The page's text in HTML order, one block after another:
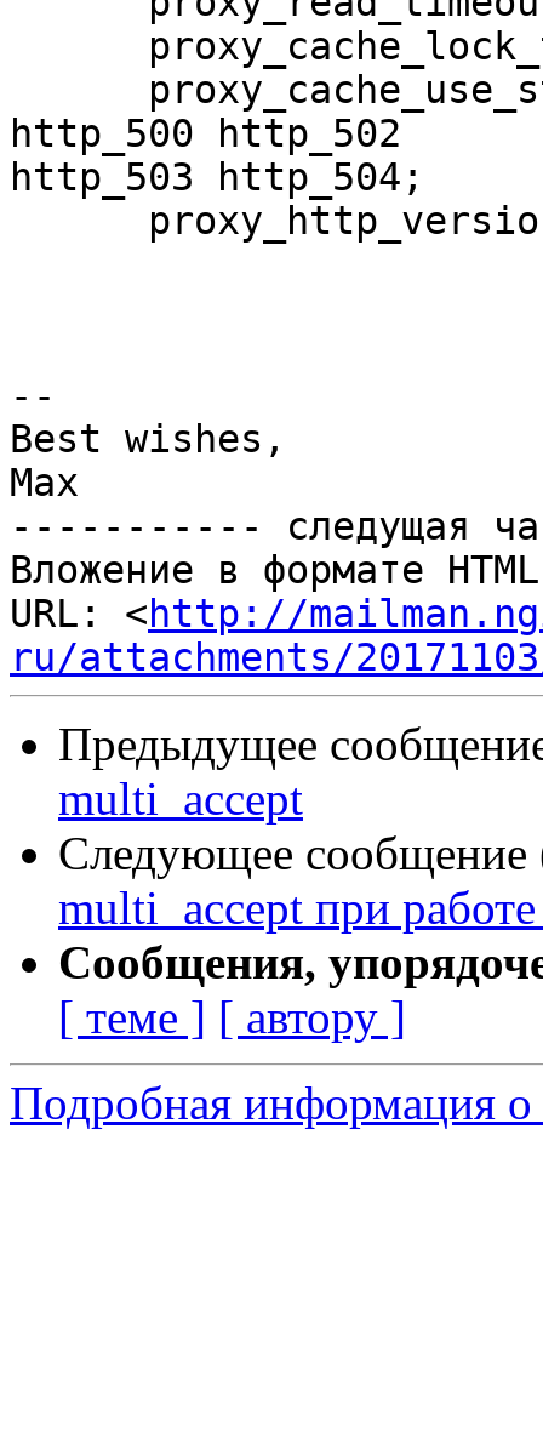
http_500 http_502
http_503 http_504;
--
Best wishes,
Max
----------- следущая
Вложение в формате
URL: <http://
ru/attachments/
Предыдущее
multi_accept
Следующее сообщение
multi_accept при
Сообщения,
[ теме ] [ автору ]
Подробная информация